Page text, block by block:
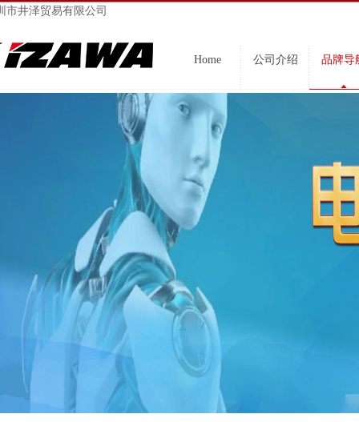
市井泽贸易有限公司
Home 公司介绍 品牌导